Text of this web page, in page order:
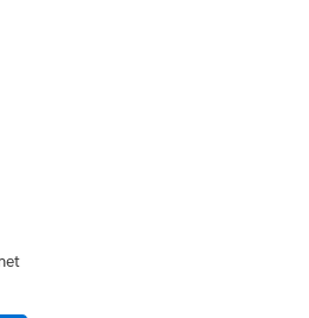
UW PROBLEEM OPGELOST?
doen om te verbeteren!